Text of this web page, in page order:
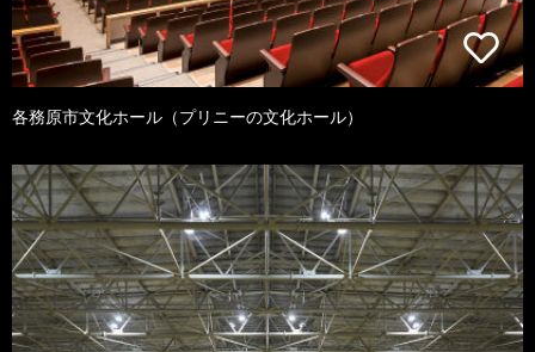
各務原市文化ホール（プリニーの文化ホール）